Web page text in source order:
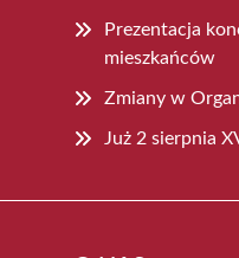
Prezentacja
mieszkańców
Zmiany w
Już 2 sierpnia